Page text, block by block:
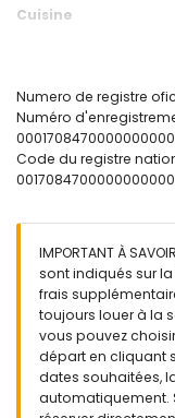
Cuisine
cafetière,
agrumes
Chambres et salles
2 chambres
suite
chambre avec
chambre avec
chambre avec
salle de bains
douche et
salle de bains
douche et
Numero de registre
Numéro
Code du registre
IMPORTANT À
sont indiqués sur
frais
toujours louer à la
vous pouvez
départ en cliquant
dates souhaitées,
automatiquement.